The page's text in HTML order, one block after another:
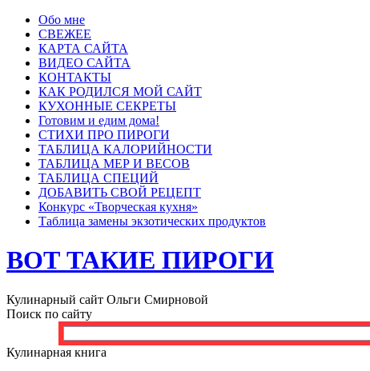
Обо мне
СВЕЖЕЕ
КАРТА САЙТА
ВИДЕО САЙТА
КОНТАКТЫ
КАК РОДИЛСЯ МОЙ САЙТ
КУХОННЫЕ СЕКРЕТЫ
Готовим и едим дома!
СТИХИ ПРО ПИРОГИ
ТАБЛИЦА КАЛОРИЙНОСТИ
ТАБЛИЦА МЕР И ВЕСОВ
ТАБЛИЦА СПЕЦИЙ
ДОБАВИТЬ СВОЙ РЕЦЕПТ
Конкурс «Творческая кухня»
Таблица замены экзотических продуктов
ВОТ ТАКИЕ ПИРОГИ
Кулинарный сайт Ольги Смирновой
Поиск по сайту
Кулинарная книга